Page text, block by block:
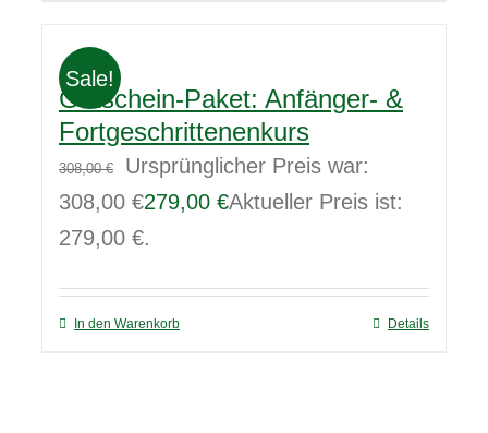
Sale!
Gutschein-Paket: Anfänger- &
Fortgeschrittenenkurs
308,00€
Ursprünglicher Preis war:
308,00 €279,00 €Aktueller Preis ist:
279,00 €.
In den Warenkorb Details